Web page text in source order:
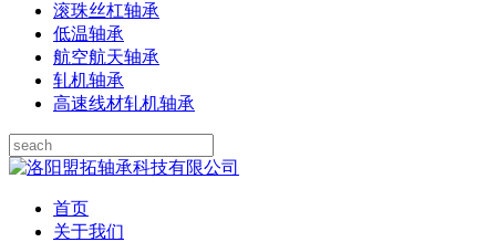
滚珠丝杠轴承
低温轴承
航空航天轴承
轧机轴承
高速线材轧机轴承
首页
关于我们